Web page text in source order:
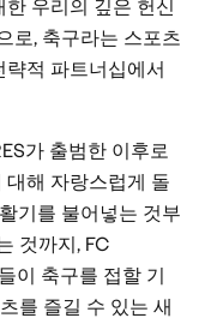
한 우리의 깊은 헌신
로, 축구라는 스포츠
략적 파트너십에서
가 출범한 이후로
대해 자랑스럽게 돌
기를 불어넣는 것부
것까지, FC
이 축구를 접할 기
를 즐길 수 있는 새